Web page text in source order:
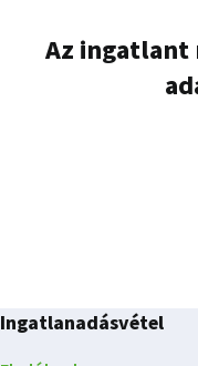
Az ingatlant
Ingatlanadásvétel